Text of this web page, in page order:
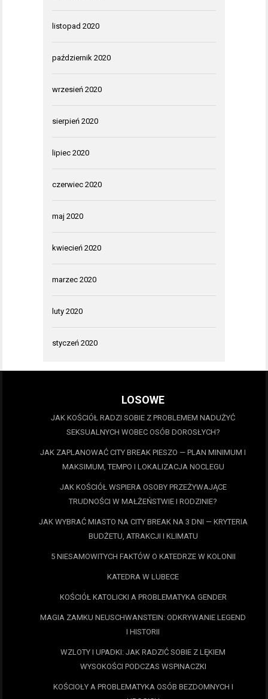
listopad 2020
październik 2020
wrzesień 2020
sierpień 2020
lipiec 2020
czerwiec 2020
maj 2020
kwiecień 2020
marzec 2020
luty 2020
styczeń 2020
LOSOWE
JAK KOŚCIÓŁ RADZI SOBIE Z PROBLEMEM NADUŻYĆ
SEKSUALNYCH WOBEC OSÓB DOROSŁYCH?
JAK ZAPLANOWAĆ CITY BREAK PIESZO — PLAN MINIMUM I
MAKSIMUM, TEMPO I LOKALIZACJA NOCLEGU
JAK KOŚCIÓŁ WSPIERA OSOBY PRZEŻYWAJĄCE
TRUDNOŚCI W MAŁŻEŃSTWIE I RODZINIE?
JAK WYBRAĆ MIASTO NA CITY BREAK NA 3 DNI — KRYTERIA
BUDŻETU, ATRAKCJI I KLIMATU
5 NIESAMOWITYCH FAKTÓW O KATEDRZE W KOLONII
KATEDRA W LUBECE
KOŚCIÓŁ KATOLICKI A PROBLEMATYKA GENDER
MAGIA ZAMKU NEUSCHWANSTEIN: ODKRYWANIE LEGEND
I HISTORII
WZLOTY I UPADKI: JAK RADZIĆ SOBIE Z LĘKIEM
WYSOKOŚCI PODCZAS WSPINACZKI
KOŚCIOŁY A PROBLEMATYKA OSÓB BEZDOMNYCH I